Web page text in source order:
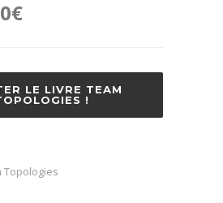
€Current
is:
23,00€.
LE LIVRE TEAM
!
Topologies